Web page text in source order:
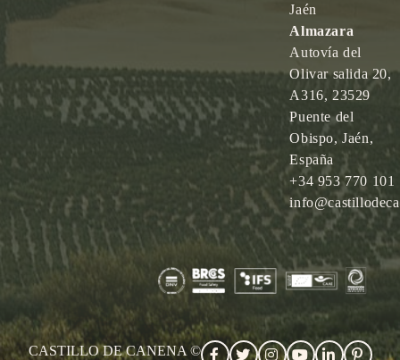
Jaén
Almazara
Autovía del
Olivar salida 20,
A316, 23529
Puente del
Obispo, Jaén,
España
+34 953 770 101
CASTILLO DE CANENA ©